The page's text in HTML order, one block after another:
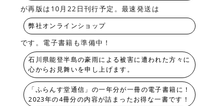
が再版は10月22日刊行予定。最速発送は
弊社オンラインショップ
です。電子書籍も準備中！
石川県能登半島の豪雨による被害に遭われた方々に
心からお見舞いを申し上げます。
「ふらんす堂通信」の一年分が一冊の電子書籍に！
2023年の4冊分の内容が詰まったお得な一書です！